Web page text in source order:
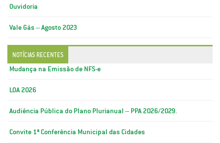
Ouvidoria
Vale Gás – Agosto 2023
NOTÍCIAS RECENTES
Mudança na Emissão de NFS-e
LOA 2026
Audiência Pública do Plano Plurianual – PPA 2026/2029.
Convite 1ª Conferência Municipal das Cidades